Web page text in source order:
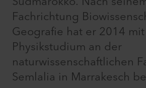
Fachrichtung
Geografie hat er 2014
Physikstudium an der
naturwissenschaftlichen
Semlalia in Marrakesch